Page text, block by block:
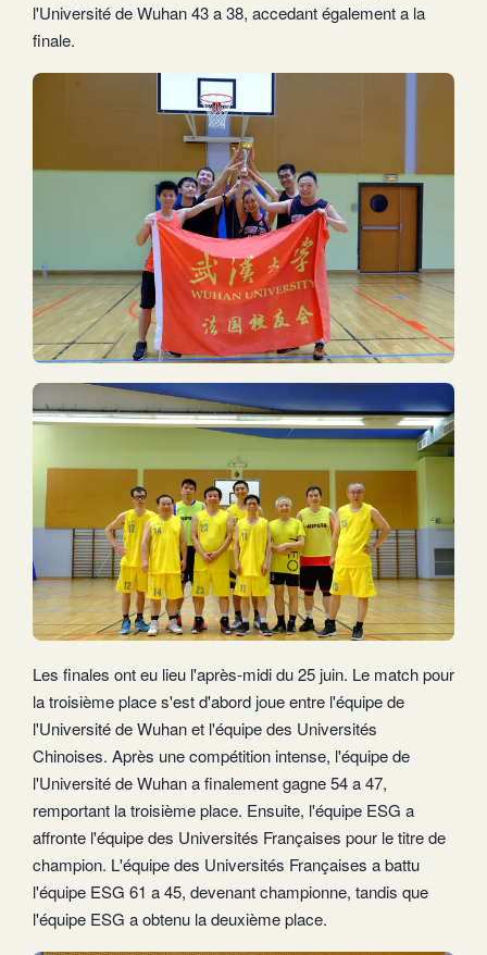
l'Université de Wuhan 43 a 38, accedant également a la
finale.
Les finales ont eu lieu l'après-midi du 25 juin. Le match pour
la troisième place s'est d'abord joue entre l'équipe de
l'Université de Wuhan et l'équipe des Universités
Chinoises. Après une compétition intense, l'équipe de
l'Université de Wuhan a finalement gagne 54 a 47,
remportant la troisième place. Ensuite, l'équipe ESG a
affronte l'équipe des Universités Françaises pour le titre de
champion. L'équipe des Universités Françaises a battu
l'équipe ESG 61 a 45, devenant championne, tandis que
l'équipe ESG a obtenu la deuxième place.